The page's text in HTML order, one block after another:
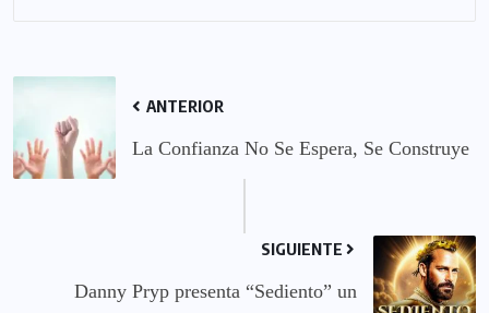
ANTERIOR
La Confianza No Se Espera, Se Construye
SIGUIENTE
Danny Pryp presenta “Sediento” un